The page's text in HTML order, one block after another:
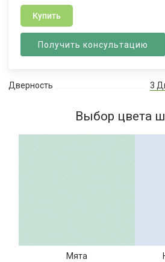
Купить
Получить консультацию
Дверность 3
Выбор цвета
Мята